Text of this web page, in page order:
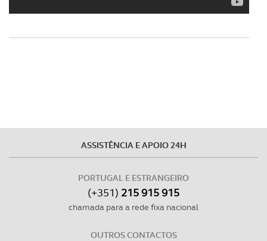
ASSISTÊNCIA E APOIO 24H
PORTUGAL E ESTRANGEIRO
(+351) 215 915 915
chamada para a rede fixa nacional
OUTROS CONTACTOS